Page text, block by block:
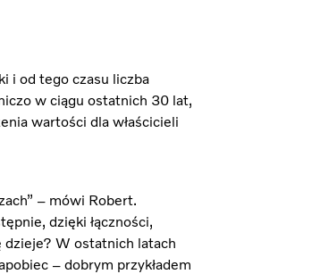
i od tego czasu liczba
w ciągu ostatnich 30 lat,
wartości dla właścicieli
– mówi Robert.
dzięki łączności,
dzieje? W ostatnich latach
– dobrym przykładem